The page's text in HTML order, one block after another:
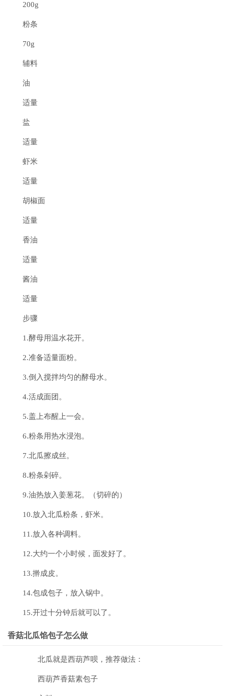
200g
粉条
70g
辅料
油
适量
盐
适量
虾米
适量
胡椒面
适量
香油
适量
酱油
适量
步骤
1.酵母用温水花开。
2.准备适量面粉。
3.倒入搅拌均匀的酵母水。
4.活成面团。
5.盖上布醒上一会。
6.粉条用热水浸泡。
7.北瓜擦成丝。
8.粉条剁碎。
9.油热放入姜葱花。（切碎的）
10.放入北瓜粉条，虾米。
11.放入各种调料。
12.大约一个小时候，面发好了。
13.擀成皮。
14.包成包子，放入锅中。
15.开过十分钟后就可以了。
香菇北瓜馅包子怎么做
北瓜就是西葫芦呗，推荐做法：
西葫芦香菇素包子